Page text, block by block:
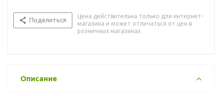
Поделиться
Цена действительна только для интернет-
магазина и может отличаться от цен в
розничных магазинах
Описание